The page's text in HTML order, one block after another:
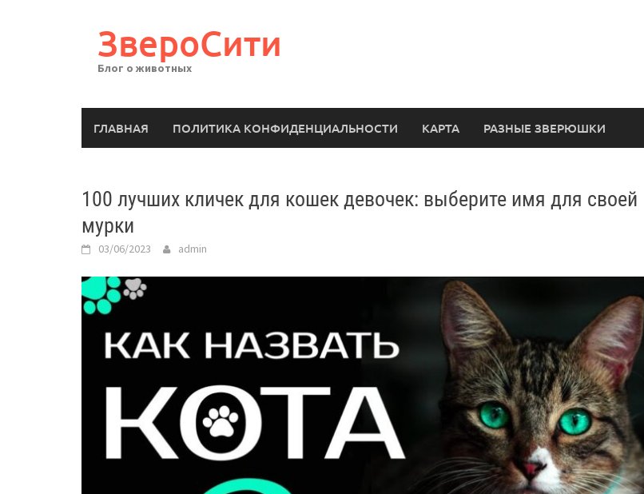
ЗвероСити
Блог о животных
ГЛАВНАЯ ПОЛИТИКА КОНФИДЕНЦИАЛЬНОСТИ КАРТА РАЗНЫЕ ЗВЕРЮШКИ
100 лучших кличек для кошек девочек: выберите имя для своей
мурки
03/06/2023 admin